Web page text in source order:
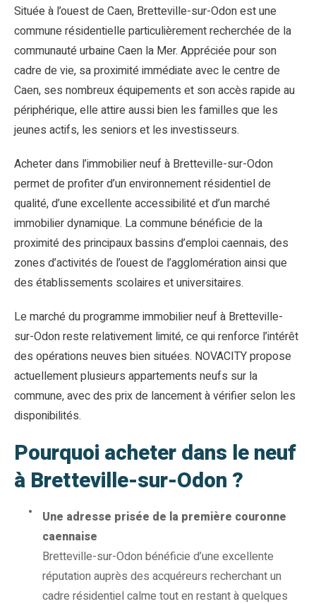
Située à l’ouest de Caen, Bretteville-sur-Odon est une
commune résidentielle particulièrement recherchée de la
communauté urbaine Caen la Mer. Appréciée pour son
cadre de vie, sa proximité immédiate avec le centre de
Caen, ses nombreux équipements et son accès rapide au
périphérique, elle attire aussi bien les familles que les
jeunes actifs, les seniors et les investisseurs.
Acheter dans l’immobilier neuf à Bretteville-sur-Odon
permet de profiter d’un environnement résidentiel de
qualité, d’une excellente accessibilité et d’un marché
immobilier dynamique. La commune bénéficie de la
proximité des principaux bassins d’emploi caennais, des
zones d’activités de l’ouest de l’agglomération ainsi que
des établissements scolaires et universitaires.
Le marché du programme immobilier neuf à Bretteville-
sur-Odon reste relativement limité, ce qui renforce l’intérêt
des opérations neuves bien situées. NOVACITY propose
actuellement plusieurs appartements neufs sur la
commune, avec des prix de lancement à vérifier selon les
disponibilités.
Pourquoi acheter dans le neuf
à Bretteville-sur-Odon ?
Une adresse prisée de la première couronne
caennaise
Bretteville-sur-Odon bénéficie d’une excellente
réputation auprès des acquéreurs recherchant un
cadre résidentiel calme tout en restant à quelques